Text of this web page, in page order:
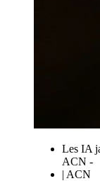
Les IA
ACN -
| ACN